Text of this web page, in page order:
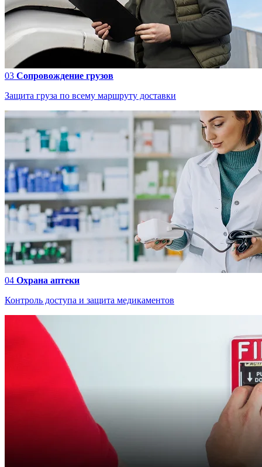
03 Сопровождение грузов
Защита груза по всему маршруту доставки
04 Охрана аптеки
Контроль доступа и защита медикаментов